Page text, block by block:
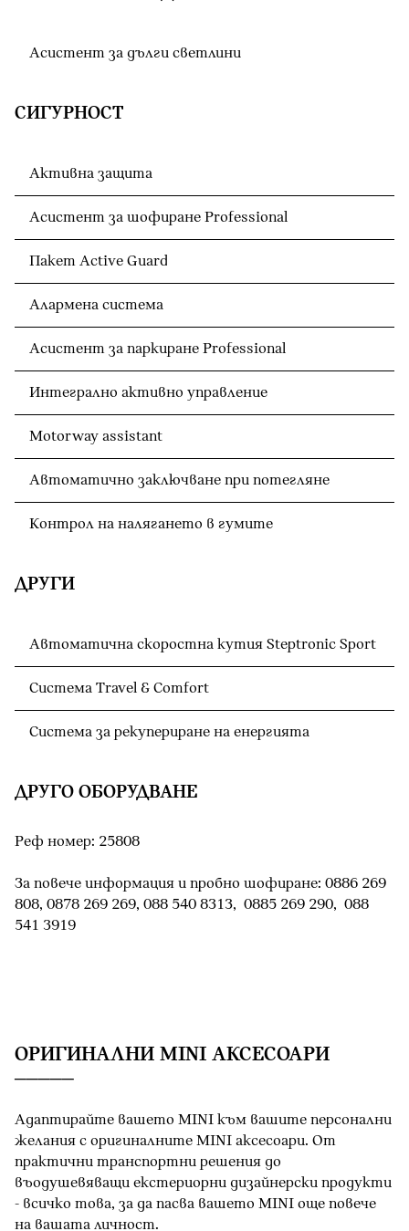
Асистент за дълги светлини
СИГУРНОСТ
Активна защита
Асистент за шофиране Professional
Пакет Active Guard
Алармена система
Асистент за паркиране Professional
Интегрално активно управление
Motorway assistant
Автоматично заключване при потегляне
Контрол на налягането в гумите
ДРУГИ
Автоматична скоростна кутия Steptronic Sport
Система Travel & Comfort
Система за рекупериране на енергията
ДРУГО ОБОРУДВАНЕ
Реф номер: 25808
За повече информация и пробно шофиране: 0886 269
808, 0878 269 269, 088 540 8313, 0885 269 290, 088
541 3919
OРИГИНАЛНИ MINI АКСЕСОАРИ
Адаптирайте вашето MINI към вашите персонални
желания с оригиналните MINI аксесоари. От
практични транспортни решения до
въодушевяващи екстериорни дизайнерски продукти
- всичко това, за да пасва вашето MINI oще повече
на вашата личност.